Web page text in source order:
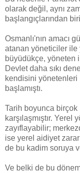
olarak değil, aynı
başlangıçlarından
Osmanlı'nın amacı
atanan yöneticiler ile
büyüdükçe, yöneten
Devlet daha sıkı
kendisini
başlamıştı.
Tarih boyunca
karşılaşmıştır.
zayıflayabilir;
ise yerel aidiyet
de bu kadim soruya
Ve belki de bu